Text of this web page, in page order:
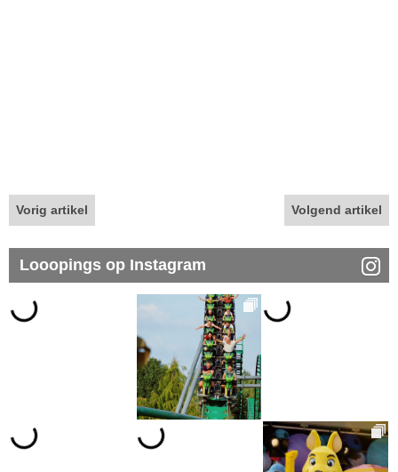
Vorig artikel Volgend artikel
Looopings op Instagram